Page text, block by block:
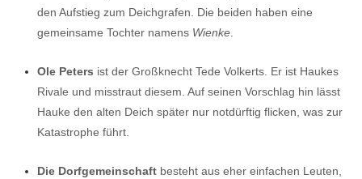
den Aufstieg zum Deichgrafen. Die beiden haben eine
gemeinsame Tochter namens Wienke
Ole Peters ist der Großknecht Tede Volkerts. Er ist Haukes
Rivale und misstraut diesem. Auf seinen Vorschlag hin lässt
Hauke den alten Deich später nur notdürftig flicken, was zur
Katastrophe führt.
Die Dorfgemeinschaft besteht aus eher einfachen Leuten,